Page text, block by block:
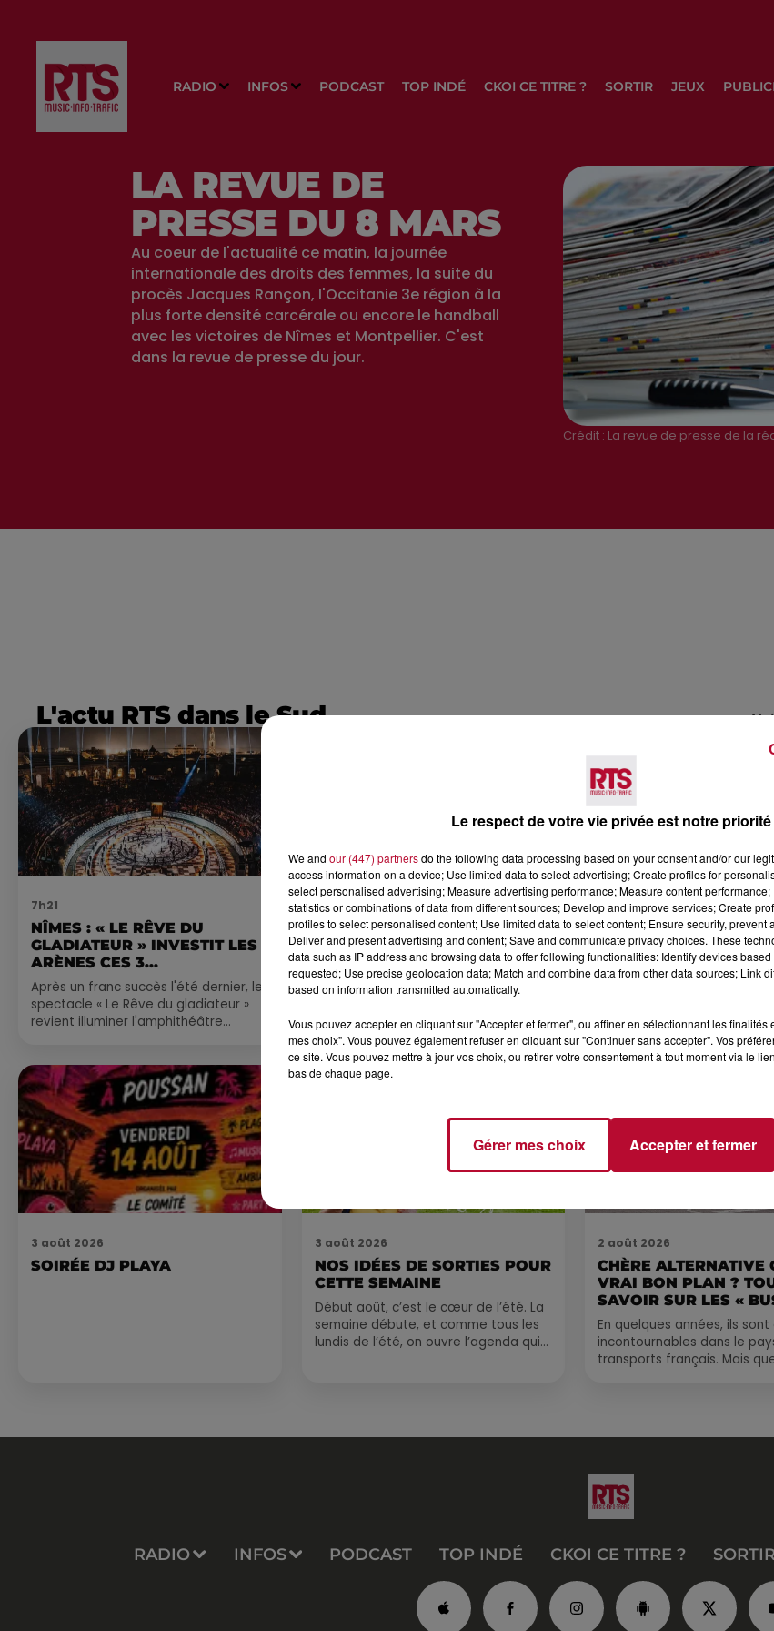
RADIO INFOS PODCAST TOP INDÉ CKOI CE TITRE ? SORTIR JEUX
Crédit : La revue de presse de la
LA REVUE DE
PRESSE DU 8 MARS
Au coeur de l'actualité ce matin, la journée
internationale des droits des femmes, la suite du
procès Jacques Rançon, l'Occitanie 3e région à la
plus forte densité carcérale ou encore le handball
avec les victoires de Nîmes et Montpellier. C'est
dans la revue de presse du jour.
L'actu RTS dans le Sud
7h21
NÎMES : « LE RÊVE DU
GLADIATEUR » INVESTIT LES
ARÈNES CES 3...
Après un franc succès l'été dernier, le
spectacle « Le Rêve du gladiateur »
revient illuminer l'amphithéâtre
4 août 2026
FÊTE DE LA POLYNÉSIE À
VILLEVEYRAC
4 août 2026
HÉRAULT, PYRÉNÉES-
ORIENTALES : TROIS
DE SNORKELING À
EXPLORER...
pour observer la vie sous-
été, un masque, un tuba et
de palmes...
3 août 2026
SOIRÉE DJ PLAYA
3 août 2026
NOS IDÉES DE SORTIES POUR
CETTE SEMAINE
Début août, c’est le cœur de l’été. La
semaine débute, et comme tous les
lundis de l’été, on ouvre l’agenda qui
2 août 2026
CHÈRE ALTERNATIVE
VRAI BON PLAN ?
SAVOIR SUR LES «
En quelques années, ils
incontournables dans le
transports français. Mais
RADIO INFOS PODCAST TOP INDÉ CKOI CE TITRE ? SORTIR
Le respect de votre vie privée est notre priorité
We and our (447) partnersdo the following data processing based on your consent and/or our
access information on a device; Use limited data to select advertising; Create profiles for
select personalised advertising; Measure advertising performance; Measure content
statistics or combinations of data from different sources; Develop and improve services; Create
profiles to select personalised content; Use limited data to select content; Ensure security, prevent
Deliver and present advertising and content; Save and communicate privacy choices. These
data such as IP address and browsing data to offer following functionalities: Identify devices
requested; Use precise geolocation data; Match and combine data from other data sources; Link
based on information transmitted automatically.
Vous pouvez accepter en cliquant sur "Accepter et fermer", ou affiner en sélectionnant les finalités
mes choix". Vous pouvez également refuser en cliquant sur "Continuer sans accepter". Vos
ce site. Vous pouvez mettre à jour vos choix, ou retirer votre consentement à tout moment via le
bas de chaque page.
Gérer mes choix Accepter et fermer